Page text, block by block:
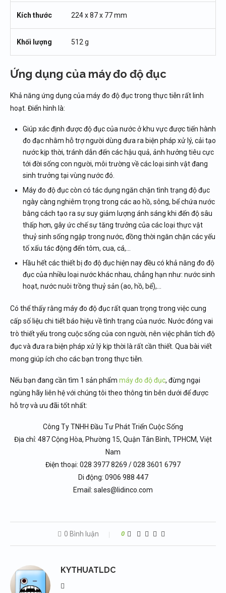
Kích thước 224 x 87 x 77 mm
Khối lượng 512 g
Ứng dụng của máy đo độ đục
Khả năng ứng dụng của máy đo độ đục trong thực tiễn rất linh
hoạt. Điển hình là:
Giúp xác định được độ đục của nước ở khu vực được tiến hành
đo đạc nhằm hỗ trợ người dùng đưa ra biện pháp xử lý, cải tạo
nước kịp thời, tránh dẫn đến các hậu quả, ảnh hưởng tiêu cực
tới đời sống con người, môi trường về các loại sinh vật đang
sinh trưởng tại vùng nước đó.
Máy đo độ đục còn có tác dụng ngăn chặn tình trạng độ đục
ngày càng nghiêm trọng trong các ao hồ, sông, bể chứa nước
bằng cách tạo ra sự suy giảm lượng ánh sáng khi đến độ sâu
thấp hơn, gây ức chế sự tăng trưởng của các loại thực vật
thuỷ sinh sống ngập trong nước, đồng thời ngăn chặn các yếu
tố xấu tác động đến tôm, cua, cá,…
Hầu hết các thiết bị đo độ đục hiện nay đều có khả năng đo độ
đục của nhiều loại nước khác nhau, chẳng hạn như: nước sinh
hoạt, nước nuôi trồng thuỷ sản (ao, hồ, bể),…
Có thể thấy rằng máy đo độ đục rất quan trọng trong việc cung
cấp số liệu chi tiết báo hiệu về tình trạng của nước. Nước đóng vai
trò thiết yếu trong cuộc sống của con người, nên việc phân tích độ
đục và đưa ra biện pháp xử lý kịp thời là rất cần thiết. Qua bài viết
mong giúp ích cho các bạn trong thực tiễn.
Nếu bạn đang cần tìm 1 sản phẩm máy đo độ đục, đừng ngại
ngùng hãy liên hệ với chúng tôi theo thông tin bên dưới để được
hỗ trợ và ưu đãi tốt nhất:
Công Ty TNHH Đầu Tư Phát Triển Cuộc Sống
Địa chỉ: 487 Cộng Hòa, Phường 15, Quận Tân Bình, TPHCM, Việt
Nam
Điện thoại: 028 3977 8269 / 028 3601 6797
Di động: 0906 988 447
Email: sales@lidinco.com
0 Bình luận 0
KYTHUATLDC